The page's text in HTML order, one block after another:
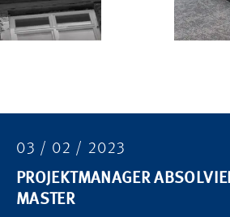
03 / 02 / 2023
PROJEKTMANAGER
MASTER